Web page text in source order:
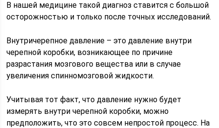
В нашей медицине такой диагноз ставится с большой
осторожностью и только после точных исследований.
Внутричерепное давление – это давление внутри
черепной коробки, возникающее по причине
разрастания мозгового вещества или в случае
увеличения спинномозговой жидкости.
Учитывая тот факт, что давление нужно будет
измерять внутри черепной коробки, можно
предположить, что это совсем непростой процесс. На